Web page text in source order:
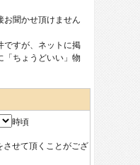
お聞かせ頂けません
ですが、ネットに掲
「ちょうどいい」物
時頃
させて頂くことがござ